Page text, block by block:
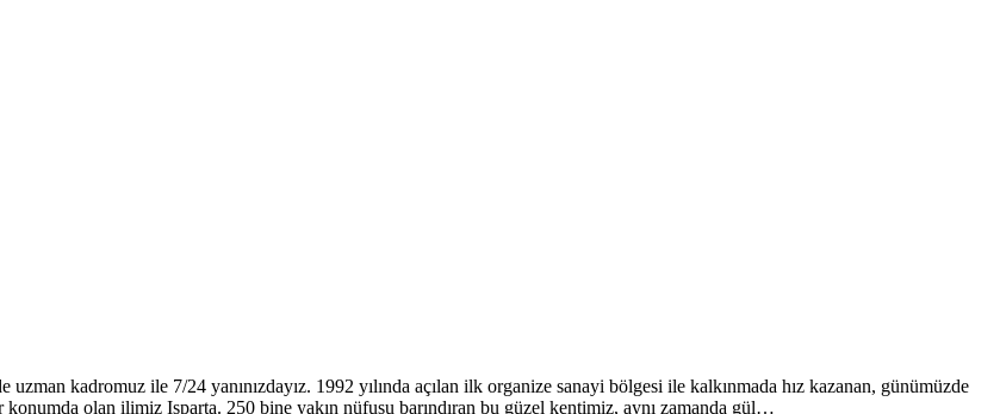
kadromuz ile 7/24 yanınızdayız. 1992 yılında açılan ilk organize sanayi bölgesi ile kalkınmada hız kazanan, günümüzde
olan ilimiz Isparta. 250 bine yakın nüfusu barındıran bu güzel kentimiz, aynı zamanda gül…